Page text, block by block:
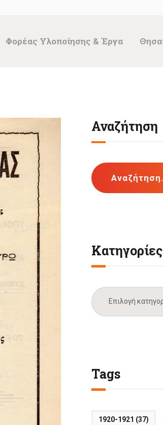
Φορέας Υλοποίησης & Έργα
Αναζήτηση
Αναζήτηση
για:
Κατηγορίες
Κατηγορίες
Tags
1920-1921 (37)